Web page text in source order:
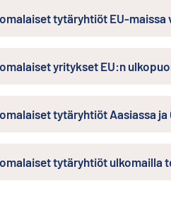
tytäryhtiöt EU-maissa
yritykset EU:n
tytäryhtiöt Aasiassa ja
tytäryhtiöt ulkomailla